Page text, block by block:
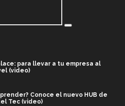
para llevar a tu empresa al
(video)
Conoce el nuevo HUB de
Tec (video)